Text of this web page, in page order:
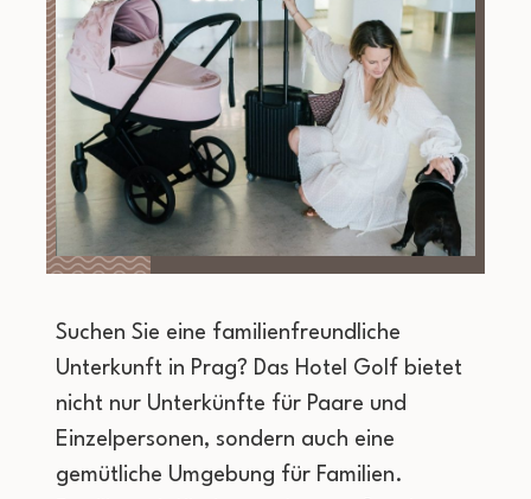
Suchen Sie eine familienfreundliche
Unterkunft in Prag? Das Hotel Golf bietet
nicht nur Unterkünfte für Paare und
Einzelpersonen, sondern auch eine
gemütliche Umgebung für Familien.